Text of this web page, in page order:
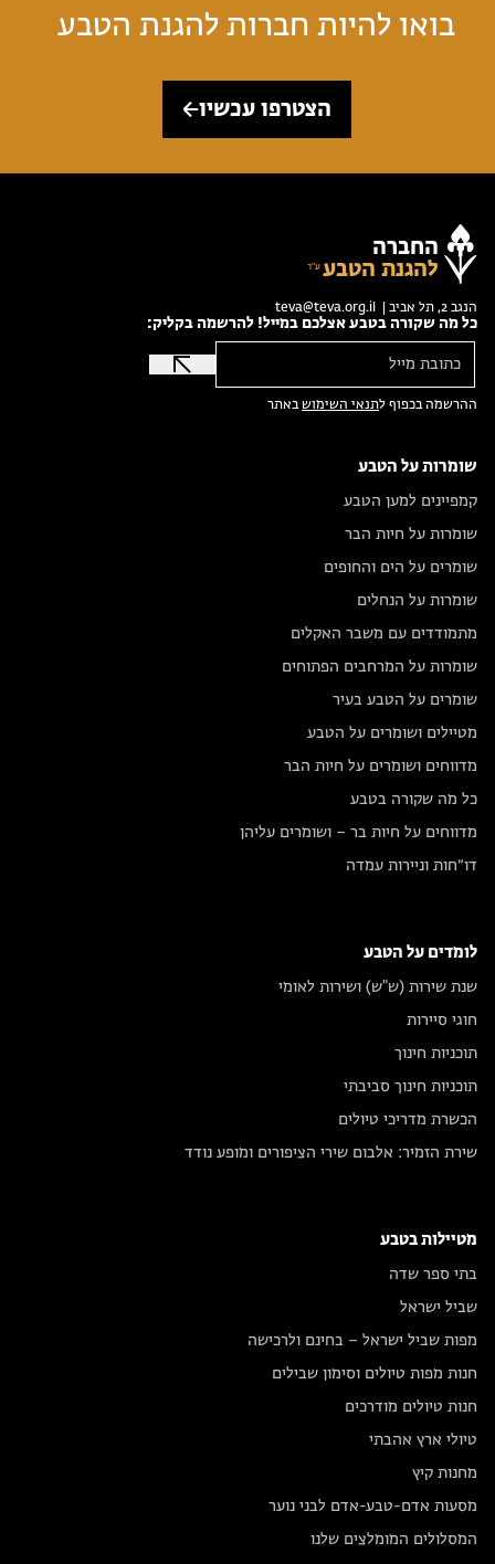
בואו להיות חברות להגנת הטבע
הצטרפו עכשיו
החברה
להגנת הטבע
הנגב 2, תל אביב | teva@teva.org.il
כל מה שקורה בטבע אצלכם במייל! להרשמה בקליק:
ההרשמה בכפוף לתנאי השימושבאתר
שומרות על הטבע
קמפיינים למען הטבע
שומרות על חיות הבר
שומרים על הים והחופים
שומרות על הנחלים
מתמודדים עם משבר האקלים
שומרות על המרחבים הפתוחים
שומרים על הטבע בעיר
מטיילים ושומרים על הטבע
מדווחים ושומרים על חיות הבר
כל מה שקורה בטבע
מדווחים על חיות בר – ושומרים עליהן
דו״חות וניירות עמדה
לומדים על הטבע
שנת שירות (ש"ש) ושירות לאומי
חוגי סיירות
תוכניות חינוך
תוכניות חינוך סביבתי
הכשרת מדריכי טיולים
שירת הזמיר: אלבום שירי הציפורים ומופע נודד
מטיילות בטבע
בתי ספר שדה
שביל ישראל
מפות שביל ישראל – בחינם ולרכישה
חנות מפות טיולים וסימון שבילים
חנות טיולים מודרכים
טיולי ארץ אהבתי
מחנות קיץ
מסעות אדם-טבע-אדם לבני נוער
המסלולים המומלצים שלנו